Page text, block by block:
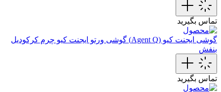
تماس بگیرید
گوشی ایجنت کیو (Agent Q)
گوشی‌ ورتو ایجنت کیو چرم کرکودیل
بنفش
تماس بگیرید